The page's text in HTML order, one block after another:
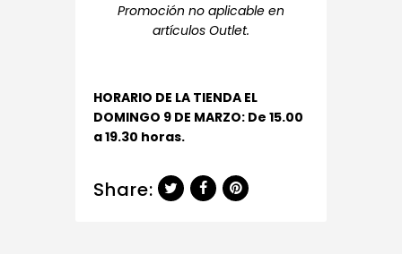
Promoción no aplicable en
artículos Outlet.
HORARIO DE LA TIENDA EL
DOMINGO 9 DE MARZO: De 15.00
a 19.30 horas.
Share: